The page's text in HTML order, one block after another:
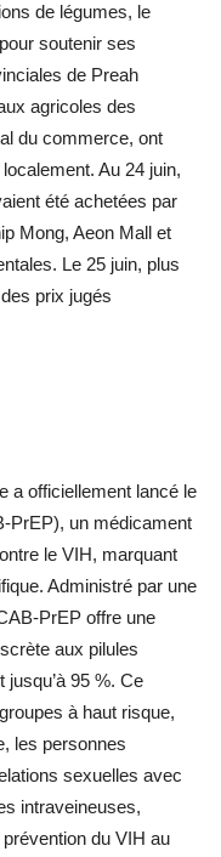
de légumes, le
soutenir ses
de Preah
agricoles des
du commerce, ont
Au 24 juin,
été achetées par
Mong, Aeon Mall et
Le 25 juin, plus
prix jugés
a officiellement lancé le
PrEP), un médicament
le VIH, marquant
Administré par une
PrEP offre une
aux pilules
95 %. Ce
à haut risque,
les personnes
sexuelles avec
intraveineuses,
du VIH au